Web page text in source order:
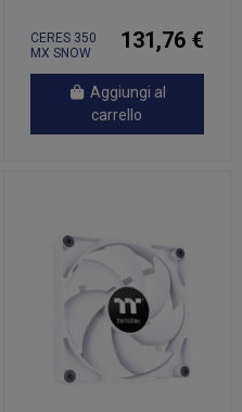
CERES 350
MX SNOW
131,76 €
Aggiungi al
carrello